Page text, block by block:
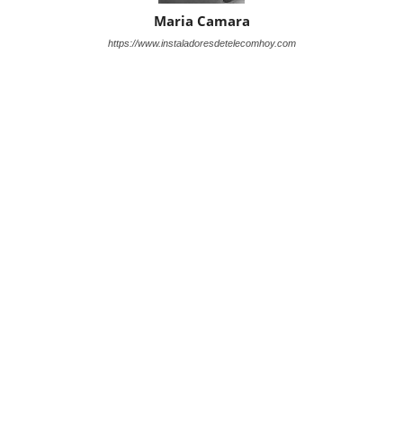
Maria Camara
https://www.instaladoresdetelecomhoy.com